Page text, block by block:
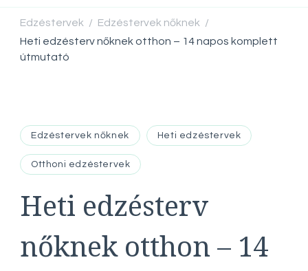
Edzéstervek / Edzéstervek nőknek /
Heti edzésterv nőknek otthon – 14 napos komplett
útmutató
Edzéstervek nőknek Heti edzéstervek
Otthoni edzéstervek
Heti edzésterv
nőknek otthon – 14